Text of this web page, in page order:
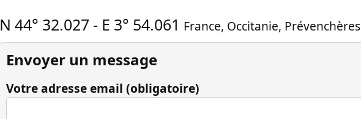
N 44° 32.027 - E 3° 54.061 France, Occitanie, Prévenchères
Envoyer un message
Votre adresse email (obligatoire)